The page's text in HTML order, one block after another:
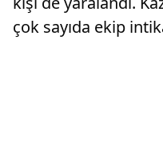
çok sayıda ekip